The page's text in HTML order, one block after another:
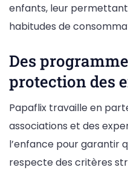
enfants, leur permettant
habitudes de
Des
protection des
Papaflix travaille en
associations et des
l’enfance pour garantir
respecte des critères